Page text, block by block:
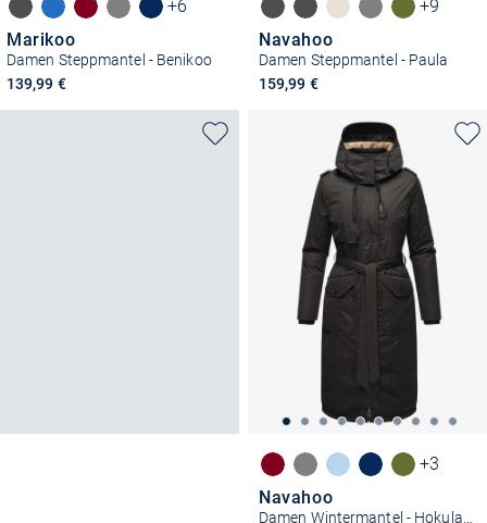
+6
Marikoo
Damen Steppmantel - Benikoo
139,99 €
+9
Navahoo
Damen Steppmantel - Paula
159,99 €
+3
Navahoo